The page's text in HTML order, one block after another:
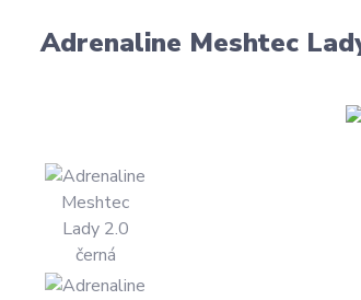
Adrenaline Meshtec